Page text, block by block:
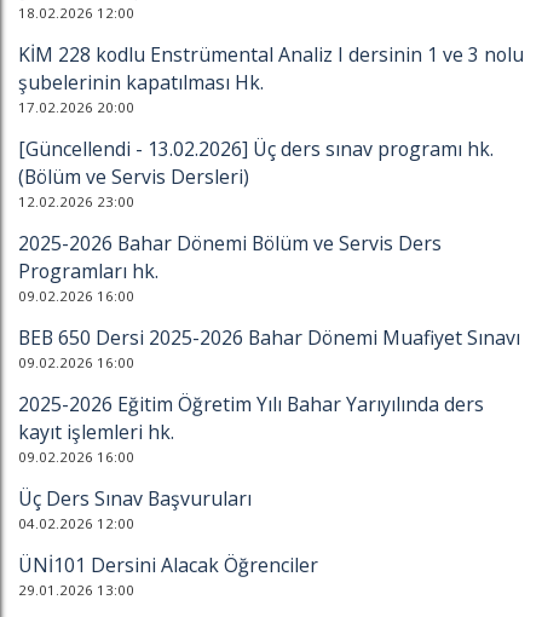
18.02.2026 12:00
KİM 228 kodlu Enstrümental Analiz I dersinin 1 ve 3 nolu
şubelerinin kapatılması Hk.
17.02.2026 20:00
[Güncellendi - 13.02.2026] Üç ders sınav programı hk.
(Bölüm ve Servis Dersleri)
12.02.2026 23:00
2025-2026 Bahar Dönemi Bölüm ve Servis Ders
Programları hk.
09.02.2026 16:00
BEB 650 Dersi 2025-2026 Bahar Dönemi Muafiyet Sınavı
09.02.2026 16:00
2025-2026 Eğitim Öğretim Yılı Bahar Yarıyılında ders
kayıt işlemleri hk.
09.02.2026 16:00
Üç Ders Sınav Başvuruları
04.02.2026 12:00
ÜNİ101 Dersini Alacak Öğrenciler
29.01.2026 13:00